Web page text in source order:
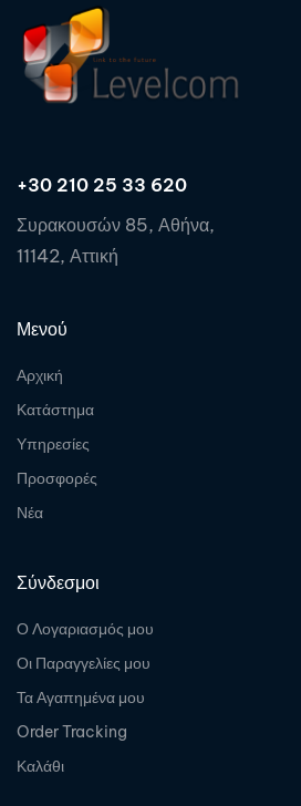
+30 210 25 33 620
Συρακουσών 85, Αθήνα,
11142, Αττική
Μενού
Αρχική
Κατάστημα
Υπηρεσίες
Προσφορές
Νέα
Σύνδεσμοι
Ο Λογαριασμός μου
Οι Παραγγελίες μου
Τα Αγαπημένα μου
Order Tracking
Καλάθι